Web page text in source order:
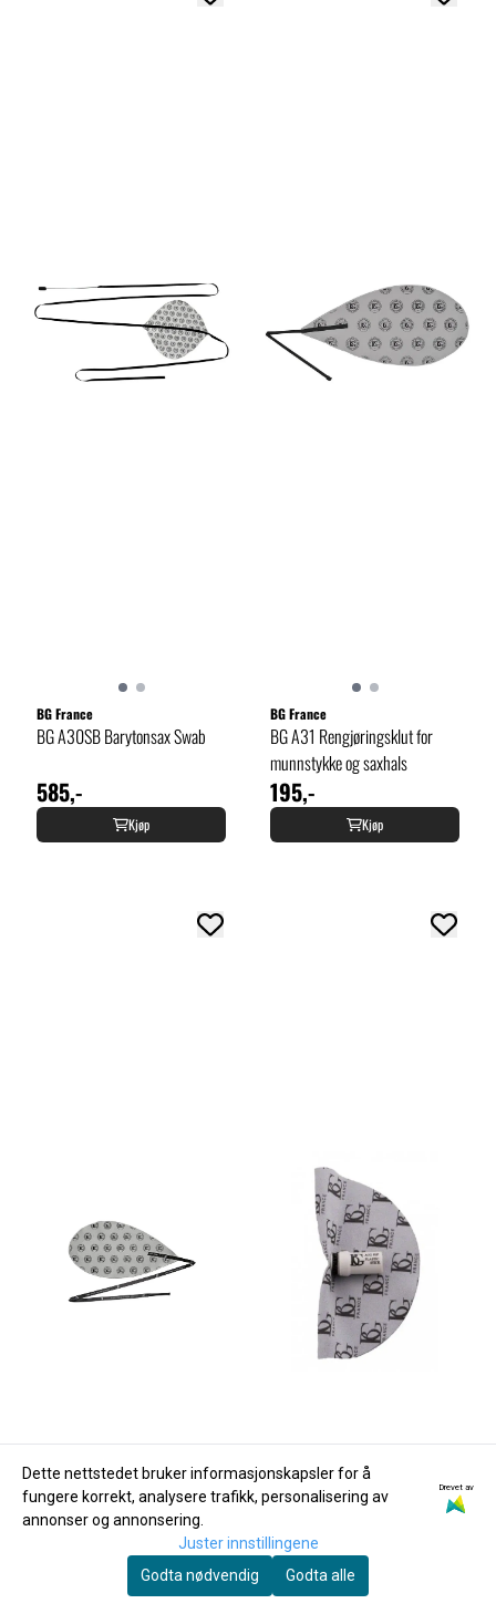
BG France
BG A30SB Barytonsax Swab
585,-
Kjøp
BG France
BG A31 Rengjøringsklut for
munnstykke og saxhals
195,-
Kjøp
Dette nettstedet bruker informasjonskapsler for å
fungere korrekt, analysere trafikk, personalisering av
annonser og annonsering.
Drevet av
Juster innstillingene
Godta nødvendig
Godta alle